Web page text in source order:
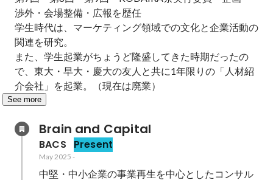
渉外・会場整備・広報を歴任
学生時代は、マーケティング領域での文化と企業活動の
関連を研究。
また、学生起業がちょうど隆盛してきた時期だったの
で、東大・早大・慶大の友人と共に1年限りの「人材紹
介会社」を起業。（現在は廃業）
See more
Brain and Capital
BACS Present
May 2025 -
中堅・中小企業の事業再生を中心としたコンサル